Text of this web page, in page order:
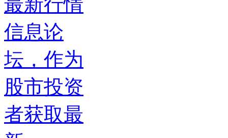
信息论
坛，作为
股市投资
者获取最